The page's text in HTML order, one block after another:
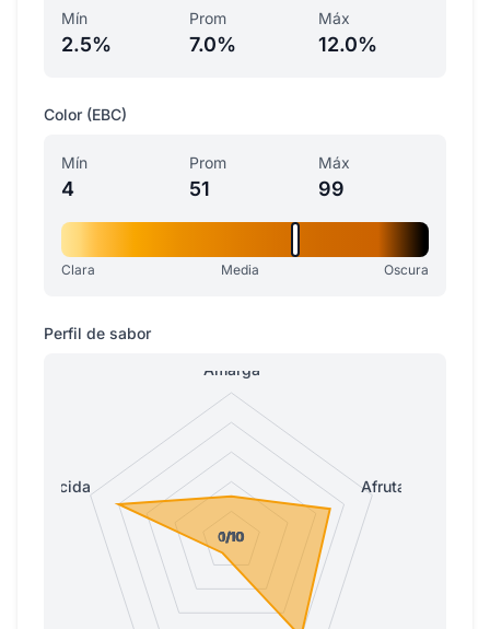
Mín
2.5%
Prom
7.0%
Máx
12.0%
Color (EBC)
Mín
4
Prom
51
Máx
99
Clara Media Oscura
Perfil de sabor
Amarga
Afrutada
Ácida
0/10
1/10
1/10
0/10
1/10